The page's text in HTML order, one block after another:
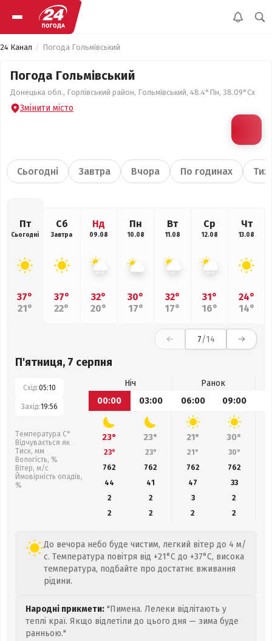
24 Канал Погода Гольмівський
Погода Гольмівський
Донецька обл., Горлівський район, Гольмівський, 48.4°Пн, 38.09°Сх
Змінити місто
Сьогодні Завтра Вчора По годинах
Пт
Сьогодні
37°
21°
Сб
Завтра
37°
22°
Нд
09.08
32°
20°
Пн
10.08
30°
17°
Вт
11.08
32°
17°
Ср
12.08
31°
16°
Чт
13.08
24°
14°
7/14
П'ятниця, 7 серпня
Схід:05:10
Захід:19:56
Температура С°
Відчувається як
Тиск, мм
Вологість, %
Вітер, м/с
Ймовірність опадів,
%
Ніч
Ранок
00:00
03:00 06:00 09:00
23° 23° 21° 30°
23° 23° 21° 30°
762
762 762 762
44
41 47 33
2
2 3
2
2
2 2 2
До вечора небо буде чистим, легкий вітер до 4 м/
с. Температура повітря від +21°C до +37°C, висока
температура, подбайте про достатнє вживання
рідини.
Народні прикмети: "Пимена. Лелеки відлітають у
теплі краї. Якщо відлетіли до цього дня — зима буде
ранньою."